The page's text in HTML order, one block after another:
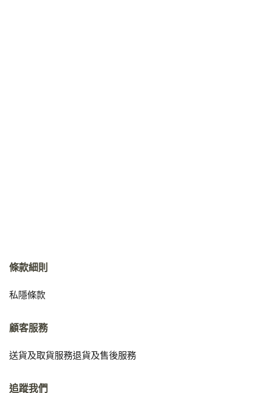
條款細則
私隱條款
顧客服務
送貨及取貨服務退貨及售後服務
追蹤我們